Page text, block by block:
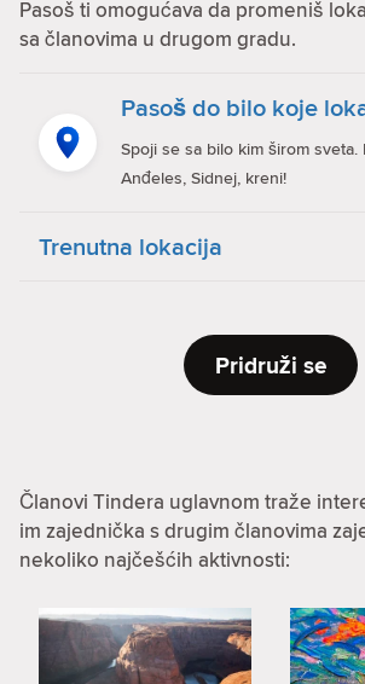
Pasoš ti omogućava da promeniš
sa članovima u drugom gradu.
Pasoš do bilo koje
Spoji se sa bilo kim širom sveta.
Anđeles, Sidnej, kreni!
Trenutna lokacija
Pridruži se
Članovi Tindera uglavnom traže
im zajednička s drugim članovima
nekoliko najčešćih aktivnosti: